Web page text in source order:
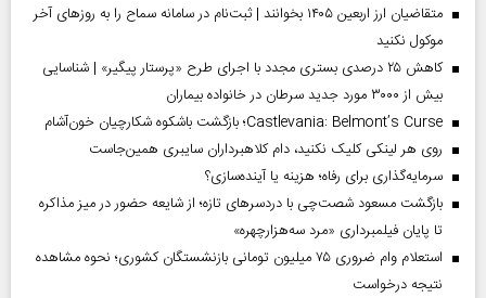
متقاضیان ارز اربعین ۱۴۰۵ بخوانند | ثبت‌نام در سامانه سماح را به روز‌های آخر
موکول نکنید
کاهش ۲۵ درصدی بستری مجدد با اجرای طرح «پرستار پیگیر» | شناسایی
بیش از ۳۰۰۰ مورد جدید سرطان در خانواده بیماران
Castlevania: Belmont’s Curse؛ بازگشت باشکوه شکارچیان خون‌آشام
روی هر لینکی کلیک نکنید، دام کلاهبرداران سایبری همین‌جاست
سرمایه‌گذاری برای رفاه؛ هزینه یا آینده‌سازی؟
بازگشت مسعود شصت‌چی با دردسر‌های تازه؛ از شایعه حضور در میز مذاکره
تا پایان فیلمبرداری «مرد سه‌هزارچهره»
استعلام وام ضروری ۷۵ میلیون تومانی بازنشستگان کشوری؛ نحوه مشاهده
نتیجه درخواست